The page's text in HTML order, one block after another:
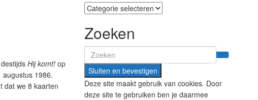
Hij komt! op
1986.
dat we 8 kaarten
Categorieën
Zoeken
Search
for:
Deze site maakt gebruik van cookies. Door
deze site te gebruiken ben je daarmee